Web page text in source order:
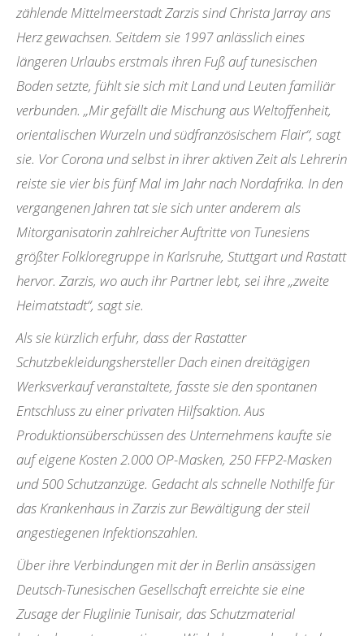
zählende Mittelmeerstadt Zarzis sind Christa Jarray ans
Herz gewachsen. Seitdem sie 1997 anlässlich eines
längeren Urlaubs erstmals ihren Fuß auf tunesischen
Boden setzte, fühlt sie sich mit Land und Leuten familiär
verbunden. „Mir gefällt die Mischung aus Weltoffenheit,
orientalischen Wurzeln und südfranzösischem Flair“, sagt
sie. Vor Corona und selbst in ihrer aktiven Zeit als Lehrerin
reiste sie vier bis fünf Mal im Jahr nach Nordafrika. In den
vergangenen Jahren tat sie sich unter anderem als
Mitorganisatorin zahlreicher Auftritte von Tunesiens
größter Folkloregruppe in Karlsruhe, Stuttgart und Rastatt
hervor. Zarzis, wo auch ihr Partner lebt, sei ihre „zweite
Heimatstadt“, sagt sie.
Als sie kürzlich erfuhr, dass der Rastatter
Schutzbekleidungshersteller Dach einen dreitägigen
Werksverkauf veranstaltete, fasste sie den spontanen
Entschluss zu einer privaten Hilfsaktion. Aus
Produktionsüberschüssen des Unternehmens kaufte sie
auf eigene Kosten 2.000 OP-Masken, 250 FFP2-Masken
und 500 Schutzanzüge. Gedacht als schnelle Nothilfe für
das Krankenhaus in Zarzis zur Bewältigung der steil
angestiegenen Infektionszahlen.
Über ihre Verbindungen mit der in Berlin ansässigen
Deutsch-Tunesischen Gesellschaft erreichte sie eine
Zusage der Fluglinie Tunisair, das Schutzmaterial